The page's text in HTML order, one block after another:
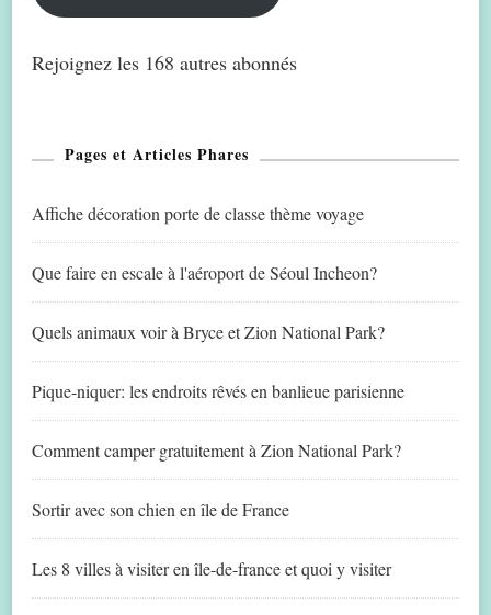
Rejoignez les 168 autres abonnés
Pages et Articles Phares
Affiche décoration porte de classe thème voyage
Que faire en escale à l'aéroport de Séoul Incheon?
Quels animaux voir à Bryce et Zion National Park?
Pique-niquer: les endroits rêvés en banlieue parisienne
Comment camper gratuitement à Zion National Park?
Sortir avec son chien en île de France
Les 8 villes à visiter en île-de-france et quoi y visiter